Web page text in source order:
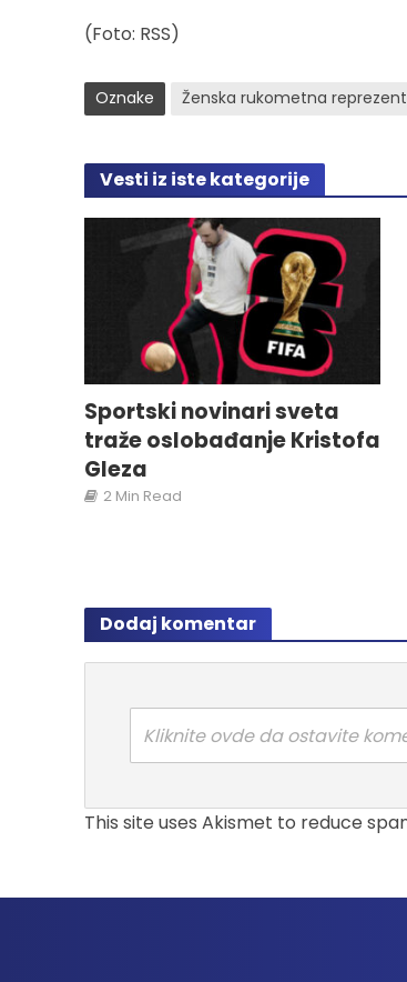
(Foto: RSS)
Oznake Ženska rukometna
Vesti iz iste kategorije
Sportski novinari sveta
traže oslobađanje Kristofa
Gleza
2 Min Read
Dodaj komentar
Kliknite ovde da ostavite
This site uses Akismet to reduce